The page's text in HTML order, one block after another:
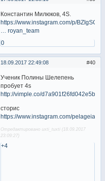
Константин Милюков, 4S.
https://www.instagram.com/p/
… royan_team
0
40
18.09.2017 22:49:08
Ученик Полины Шелепень
пробует 4s
http://vimple.co/
сторис
https://www.instagram.com/pelageia95/
Отредактировано uxti_tuxti (18.09.2017
23:09:27)
+4